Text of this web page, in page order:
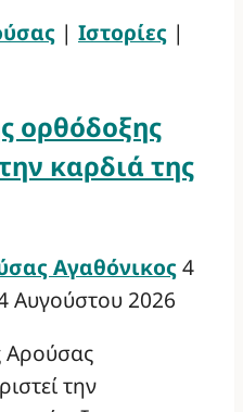
| Ιστορίες |
ορθόδοξης
καρδιά της
Αγαθόνικος 4
Αυγούστου 2026
Αρούσας
την